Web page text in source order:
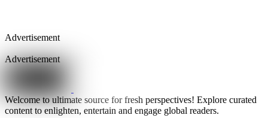
Advertisement
Advertisement
Welcome to ultimate source for fresh perspectives! Explore curated
content to enlighten, entertain and engage global readers.